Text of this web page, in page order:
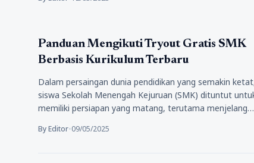
Pendidikan
Panduan Mengikuti Tryout Gratis SMK
Berbasis Kurikulum Terbaru
Dalam persaingan dunia pendidikan yang semakin
siswa Sekolah Menengah Kejuruan (SMK) dituntut
memiliki persiapan yang matang, terutama menjelang…
By Editor•09/05/2025